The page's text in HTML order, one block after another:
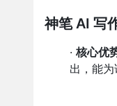
神笔 AI 写
· 核心优
出，能为